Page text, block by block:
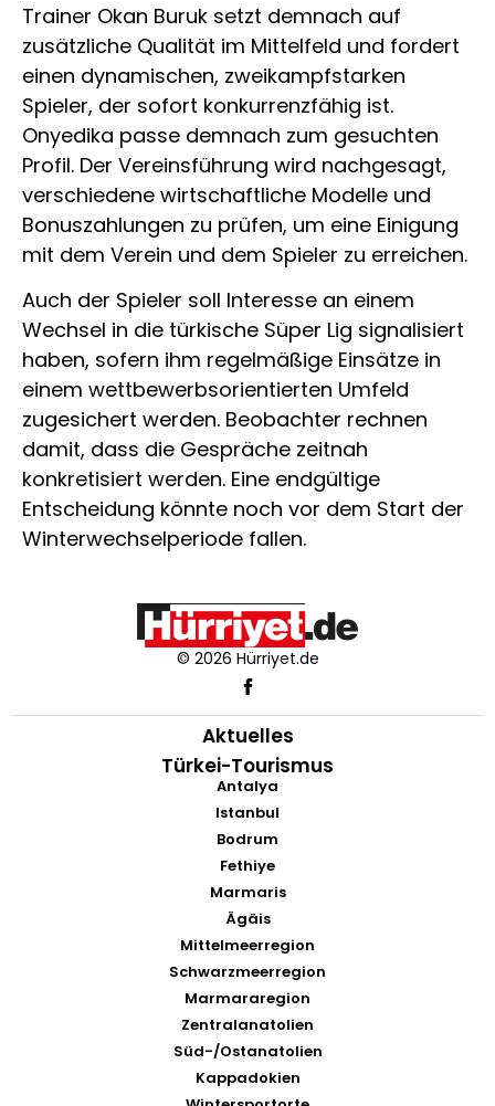
Trainer Okan Buruk setzt demnach auf
zusätzliche Qualität im Mittelfeld und fordert
einen dynamischen, zweikampfstarken
Spieler, der sofort konkurrenzfähig ist.
Onyedika passe demnach zum gesuchten
Profil. Der Vereinsführung wird nachgesagt,
verschiedene wirtschaftliche Modelle und
Bonuszahlungen zu prüfen, um eine Einigung
mit dem Verein und dem Spieler zu erreichen.
Auch der Spieler soll Interesse an einem
Wechsel in die türkische Süper Lig signalisiert
haben, sofern ihm regelmäßige Einsätze in
einem wettbewerbsorientierten Umfeld
zugesichert werden. Beobachter rechnen
damit, dass die Gespräche zeitnah
konkretisiert werden. Eine endgültige
Entscheidung könnte noch vor dem Start der
Winterwechselperiode fallen.
© 2026 Hürriyet.de
Aktuelles
Türkei-Tourismus
Antalya
Istanbul
Bodrum
Fethiye
Marmaris
Ägäis
Mittelmeerregion
Schwarzmeerregion
Marmararegion
Zentralanatolien
Süd-/Ostanatolien
Kappadokien